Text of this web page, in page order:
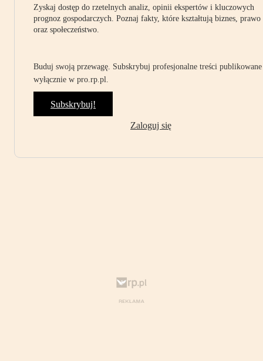
Zyskaj dostęp do rzetelnych analiz, opinii ekspertów i kluczowych
prognoz gospodarczych. Poznaj fakty, które kształtują biznes, prawo
oraz społeczeństwo.
Buduj swoją przewagę. Subskrybuj profesjonalne treści publikowane
wyłącznie w pro.rp.pl.
Subskrybuj!
Zaloguj się